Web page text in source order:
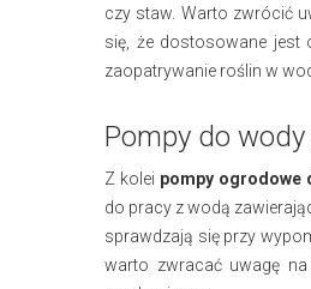
czy staw. Warto zwrócić
się, że dostosowane jest
zaopatrywanie roślin w
Pompy do
Z kolei pompy ogrodowe
do pracy z wodą
sprawdzają się przy
warto zwracać uwagę